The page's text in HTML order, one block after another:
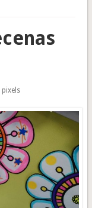
pixels